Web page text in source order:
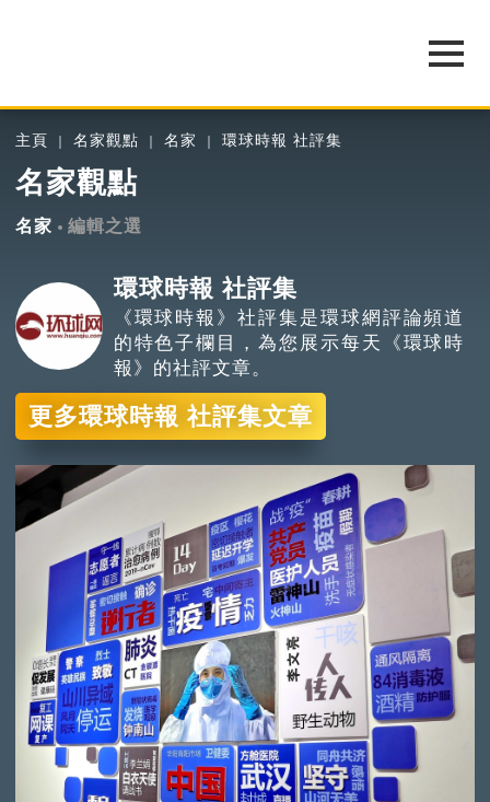
主頁 名家觀點 名家 環球時報 社評集
名家觀點
名家 編輯之選
環球時報 社評集
《環球時報》社評集是環球網評論頻道
的特色子欄目，為您展示每天《環球時
報》的社評文章。
更多環球時報 社評集文章